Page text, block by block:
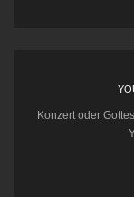
Konzert oder